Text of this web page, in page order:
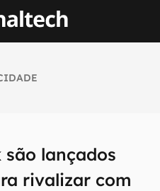
são lançados
rivalizar com
em primeira